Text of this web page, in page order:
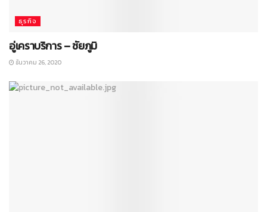
ธุรกิจ
อู่เคราบริการ – ชัยภูมิ
ธันวาคม 26, 2020